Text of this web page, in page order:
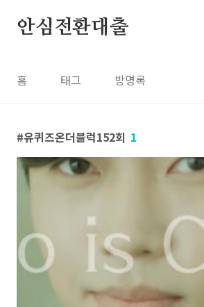
안심전환대출
홈 태그 방명록
유퀴즈온더블럭152회 1